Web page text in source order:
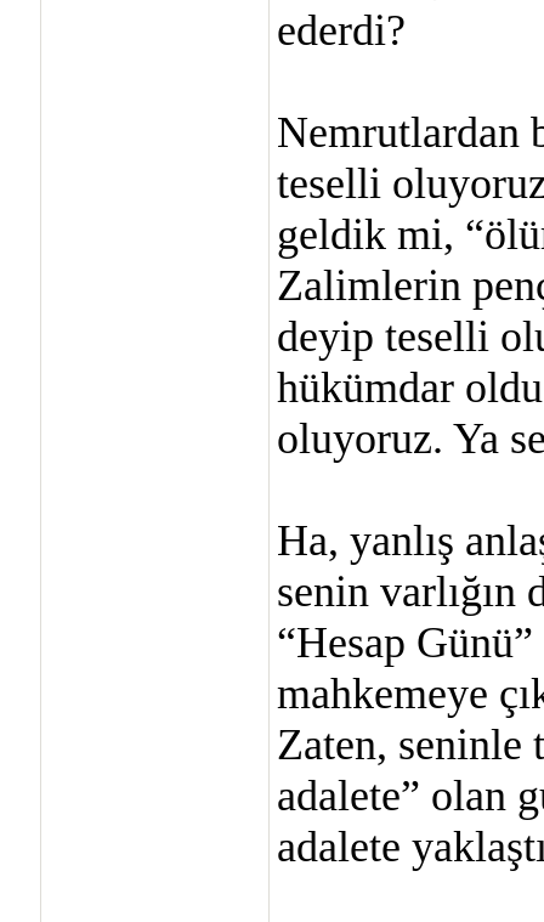
ederdi?
Nemrutlardan
teselli
geldik mi,
Zalimlerin
deyip teselli
hükümdar
oluyoruz. Ya
Ha, yanlış
senin
“Hesap
mahkemeye
Zaten, seninle
adalete” olan
adalete